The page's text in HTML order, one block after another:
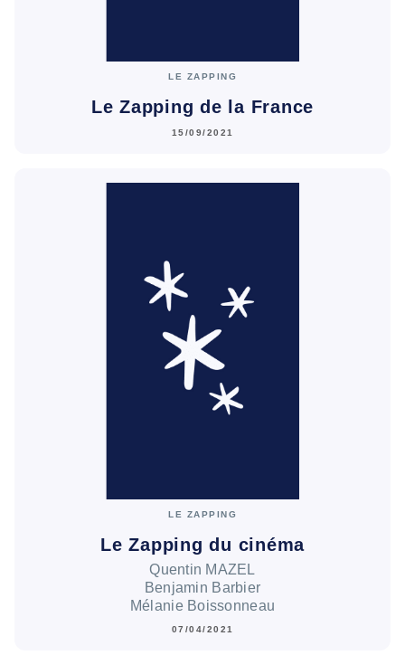
LE ZAPPING
Le Zapping de la France
15/09/2021
LE ZAPPING
Le Zapping du cinéma
Quentin MAZEL
Benjamin Barbier
Mélanie Boissonneau
07/04/2021